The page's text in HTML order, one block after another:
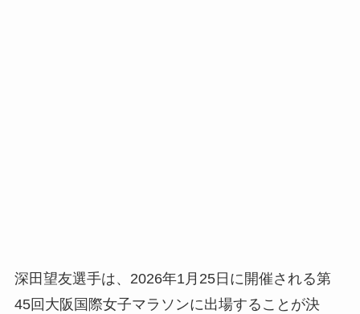
深田望友選手は、2026年1月25日に開催される第
45回大阪国際女子マラソンに出場することが決